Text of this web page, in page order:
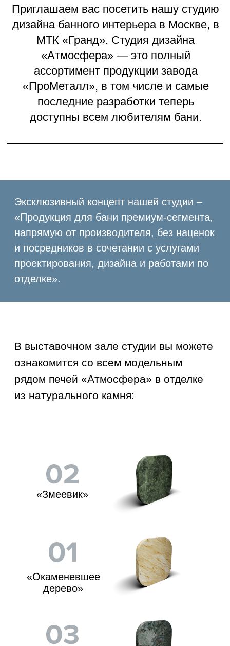
последние разработки теперь
доступны всем любителям бани.
Эксклюзивный концепт нашей студии –
«Продукция для бани премиум-сегмента,
напрямую от производителя, без наценок
и посредников в сочетании с услугами
проектирования, дизайна и работами по
В выставочном зале студии вы можете
рядом печей «Атмосфера» в отделке
из натурального камня:
«Талькохлорит»
«Окаменевшее
Гватемала»
«Пироксенит»